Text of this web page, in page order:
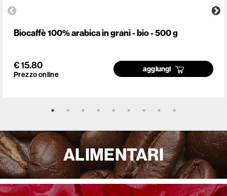
Biocaffè 100% arabica in grani - bio - 500 g
€ 15.80
Prezzo online
aggiungi
ALIMENTARI